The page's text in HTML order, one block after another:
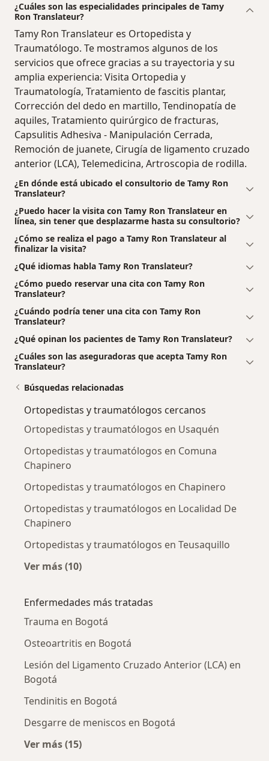
¿Cuáles son las especialidades principales de Tamy
Ron Translateur?
Tamy Ron Translateur es Ortopedista y
Traumatólogo. Te mostramos algunos de los
servicios que ofrece gracias a su trayectoria y su
amplia experiencia: Visita Ortopedia y
Traumatología, Tratamiento de fascitis plantar,
Corrección del dedo en martillo, Tendinopatía de
aquiles, Tratamiento quirúrgico de fracturas,
Capsulitis Adhesiva - Manipulación Cerrada,
Remoción de juanete, Cirugía de ligamento cruzado
anterior (LCA), Telemedicina, Artroscopia de rodilla.
¿En dónde está ubicado el consultorio de Tamy Ron
Translateur?
¿Puedo hacer la visita con Tamy Ron Translateur en
línea, sin tener que desplazarme hasta su consultorio?
¿Cómo se realiza el pago a Tamy Ron Translateur al
finalizar la visita?
¿Qué idiomas habla Tamy Ron Translateur?
¿Cómo puedo reservar una cita con Tamy Ron
Translateur?
¿Cuándo podría tener una cita con Tamy Ron
Translateur?
¿Qué opinan los pacientes de Tamy Ron Translateur?
¿Cuáles son las aseguradoras que acepta Tamy Ron
Translateur?
Búsquedas relacionadas
Ortopedistas y traumatólogos cercanos
Ortopedistas y traumatólogos en Usaquén
Ortopedistas y traumatólogos en Comuna
Chapinero
Ortopedistas y traumatólogos en Chapinero
Ortopedistas y traumatólogos en Localidad De
Chapinero
Ortopedistas y traumatólogos en Teusaquillo
Ver más (10)
Enfermedades más tratadas
Trauma en Bogotá
Osteoartritis en Bogotá
Lesión del Ligamento Cruzado Anterior (LCA) en
Bogotá
Tendinitis en Bogotá
Desgarre de meniscos en Bogotá
Ver más (15)